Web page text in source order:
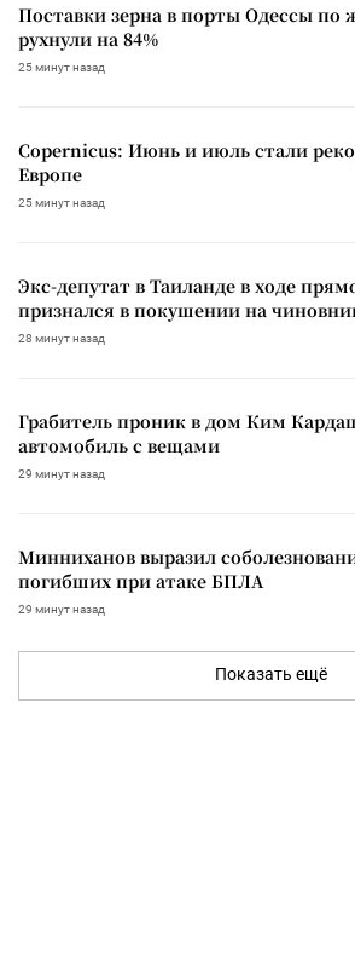
Поставки зерна в порты Одессы по
рухнули на 84%
25 минут назад
Copernicus: Июнь и июль стали
Европе
25 минут назад
Экс-депутат в Таиланде в ходе
признался в покушении на
28 минут назад
Грабитель проник в дом Ким
автомобиль с вещами
29 минут назад
Минниханов выразил
погибших при атаке БПЛА
29 минут назад
Показать ещё